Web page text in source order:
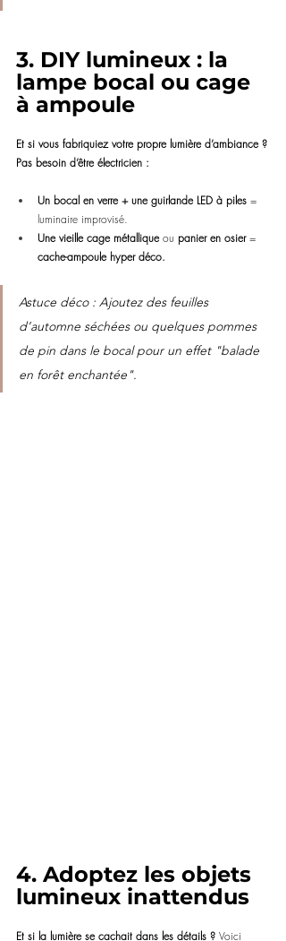
3. DIY lumineux : la
lampe bocal ou cage
à ampoule
Et si vous fabriquiez votre propre lumière d’ambiance ?
Pas besoin d’être électricien :
Un bocal en verre + une guirlande LED à piles =
luminaire improvisé.
Une vieille cage métallique ou panier en osier =
cache-ampoule hyper déco.
Astuce déco : Ajoutez des feuilles
d’automne séchées ou quelques pommes
de pin dans le bocal pour un effet "balade
en forêt enchantée".
4. Adoptez les objets
lumineux inattendus
Et si la lumière se cachait dans les détails ? Voici